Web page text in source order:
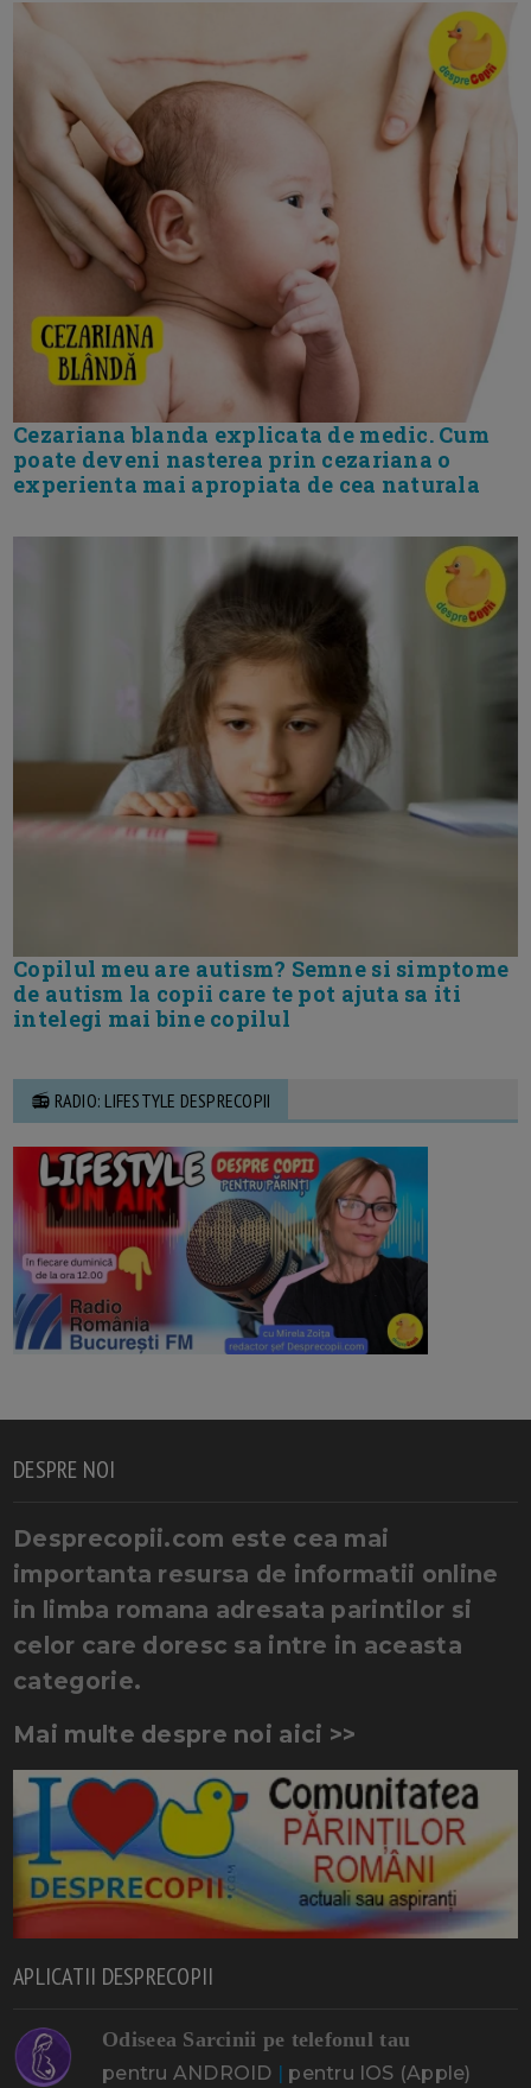
Cezariana blanda explicata de medic. Cum
poate deveni nasterea prin cezariana o
experienta mai apropiata de cea naturala
Copilul meu are autism? Semne si simptome
de autism la copii care te pot ajuta sa iti
intelegi mai bine copilul
📻 RADIO: LIFESTYLE DESPRECOPII
DESPRE NOI
Desprecopii.com este cea mai
importanta resursa de informatii online
in limba romana adresata parintilor si
celor care doresc sa intre in aceasta
categorie.
Mai multe despre noi aici >>
APLICATII DESPRECOPII
Odiseea Sarcinii pe telefonul tau
pentru ANDROID | pentru IOS (Apple)